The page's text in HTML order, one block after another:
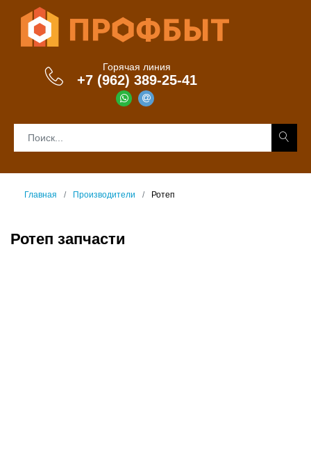
Горячая линия
+7 (962) 389-25-41
Главная Производители Ротеп
Ротеп запчасти